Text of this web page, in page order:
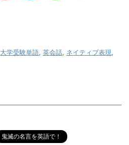
大学受験単語, 英会話, ネイティブ表現,
鬼滅の名言を英語で！